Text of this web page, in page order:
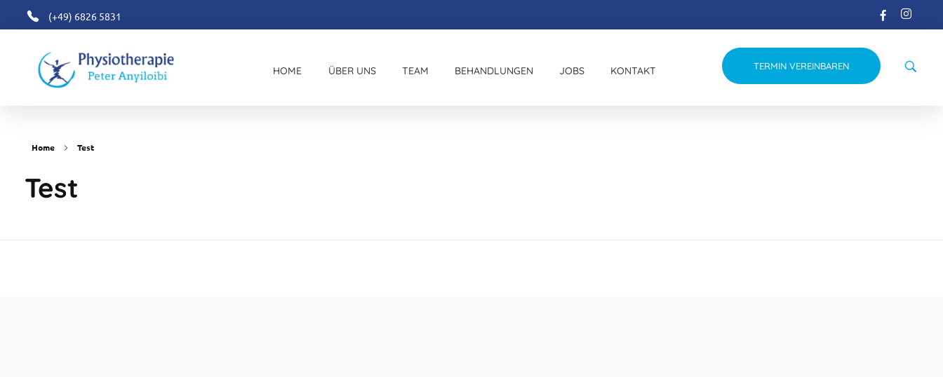
(+49) 6826 5831
HOME ÜBER UNS TEAM BEHANDLUNGEN JOBS KONTAKT TERMIN VEREINBAREN
Home Test
Test